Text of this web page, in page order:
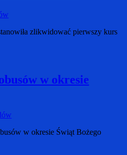
zlikwidować pierwszy kurs
w okresie
w okresie Świąt Bożego